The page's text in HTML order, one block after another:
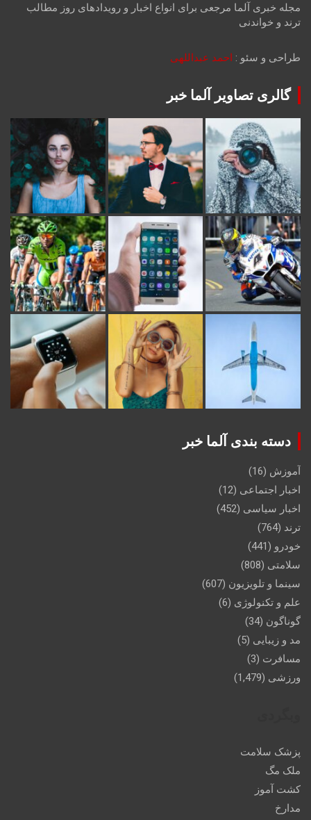
مجله خبری آلما مرجعی برای انواع اخبار و رویدادهای روز مطالب
ترند و خواندنی
طراحی و سئو : احمد عبداللهی
گالری تصاویر آلما خبر
دسته بندی آلما خبر
آموزش (16)
اخبار اجتماعی (12)
اخبار سیاسی (452)
ترند (764)
خودرو (441)
سلامتی (808)
سینما و تلویزیون (607)
علم و تکنولوژی (6)
گوناگون (34)
مد و زیبایی (5)
مسافرت (3)
ورزشی (1,479)
پزشک سلامت
ملک مگ
کشت آموز
مدارخ